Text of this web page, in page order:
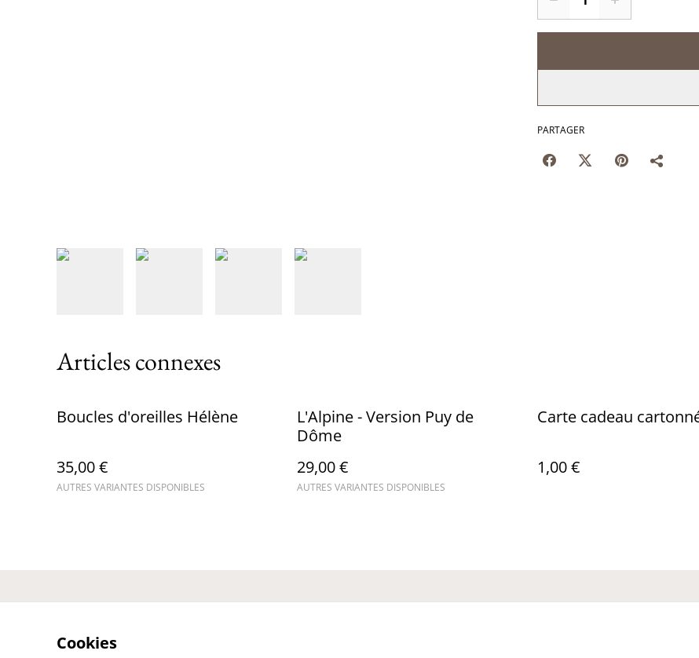
PARTAGER
Articles connexes
Boucles d'oreilles Hélène
35,00 €
AUTRES VARIANTES DISPONIBLES
L'Alpine - Version Puy de
Dôme
29,00 €
AUTRES VARIANTES DISPONIBLES
Carte cadeau
1,00 €
Cookies